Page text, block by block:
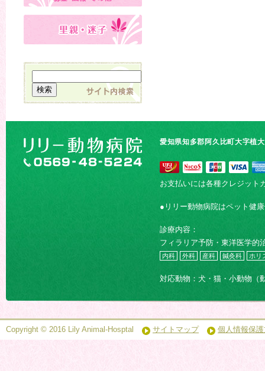
愛知県知多郡阿久比町大字植
お支払いには各種クレジット
●リリー動物病院はペット健
診療内容：
フィラリア予防・東洋医学的
内科 外科 産科 鍼灸科 ホリ
対応動物：犬・猫・小動物（
Copyright © 2016 Lily Animal-Hosptal サイトマップ 個人情報保